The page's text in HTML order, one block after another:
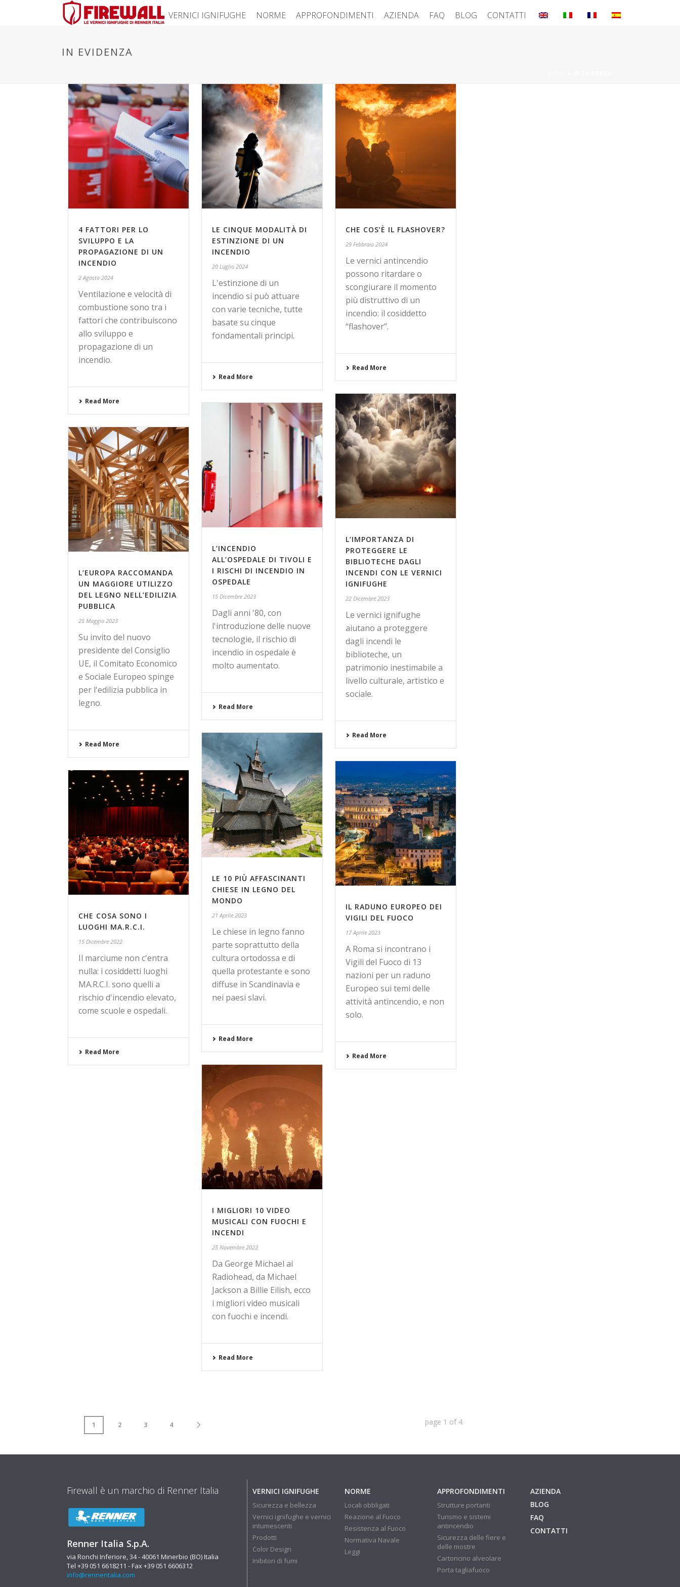
VERNICI IGNIFUGHE NORME APPROFONDIMENTI AZIENDA FAQ BLOG CONTATTI
IN EVIDENZA
4 FATTORI PER LO
SVILUPPO E LA
PROPAGAZIONE DI UN
INCENDIO
2 Agosto 2024
Ventilazione e velocità di
combustione sono tra i
fattori che contribuiscono
allo sviluppo e
propagazione di un
incendio.
Read More
LE CINQUE MODALITÀ DI
ESTINZIONE DI UN
INCENDIO
20 Luglio 2024
L'estinzione di un
incendio si può attuare
con varie tecniche, tutte
basate su cinque
fondamentali principi.
Read More
CHE COS’È IL FLASHOVER?
29 Febbraio 2024
Le vernici antincendio
possono ritardare o
scongiurare il momento
più distruttivo di un
incendio: il cosiddetto
“flashover”.
Read More
L’IMPORTANZA DI
PROTEGGERE LE
BIBLIOTECHE DAGLI
INCENDI CON LE VERNICI
IGNIFUGHE
22 Dicembre 2023
Le vernici ignifughe
aiutano a proteggere
dagli incendi le
biblioteche, un
patrimonio inestimabile a
livello culturale, artistico e
sociale.
Read More
L’INCENDIO
ALL’OSPEDALE DI TIVOLI E
I RISCHI DI INCENDIO IN
OSPEDALE
15 Dicembre 2023
Dagli anni '80, con
l'introduzione delle nuove
tecnologie, il rischio di
incendio in ospedale è
molto aumentato.
Read More
L’EUROPA RACCOMANDA
UN MAGGIORE UTILIZZO
DEL LEGNO NELL’EDILIZIA
PUBBLICA
25 Maggio 2023
Su invito del nuovo
presidente del Consiglio
UE, il Comitato Economico
e Sociale Europeo spinge
per l'edilizia pubblica in
legno.
Read More
LE 10 PIÙ AFFASCINANTI
CHIESE IN LEGNO DEL
MONDO
21 Aprile 2023
Le chiese in legno fanno
parte soprattutto della
cultura ortodossa e di
quella protestante e sono
diffuse in Scandinavia e
nei paesi slavi.
Read More
IL RADUNO EUROPEO DEI
VIGILI DEL FUOCO
17 Aprile 2023
A Roma si incontrano i
Vigili del Fuoco di 13
nazioni per un raduno
Europeo sui temi delle
attività antincendio, e non
solo.
Read More
CHE COSA SONO I
LUOGHI MA.R.C.I.
15 Dicembre 2022
Il marciume non c'entra
nulla: i cosiddetti luoghi
MA.R.C.I. sono quelli a
rischio d'incendio elevato,
come scuole e ospedali.
Read More
I MIGLIORI 10 VIDEO
MUSICALI CON FUOCHI E
INCENDI
25 Novembre 2022
Da George Michael ai
Radiohead, da Michael
Jackson a Billie Eilish, ecco
i migliori video musicali
con fuochi e incendi.
Read More
1 2 3 4 page 1 of 4
Firewall è un marchio di Renner Italia
Renner Italia S.p.A.
via Ronchi Inferiore, 34 - 40061 Minerbio (BO) Italia
Tel +39 051 6618211 - Fax +39 051 6606312
info@renneritalia.com
VERNICI IGNIFUGHE
Sicurezza e bellezza
Vernici ignifughe e vernici
intumescenti
Prodotti
Color Design
Inibitori di fumi
NORME
Locali obbligati
Reazione al Fuoco
Resistenza al Fuoco
Normativa Navale
Leggi
APPROFONDIMENTI
Strutture portanti
Turismo e sistemi
antincendio
Sicurezza delle fiere e
delle mostre
Cartoncino alveolare
Porta tagliafuoco
AZIENDA
BLOG
FAQ
CONTATTI